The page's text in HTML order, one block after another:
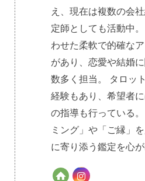
え、現在は複数の会
定師としても活動中
わせた柔軟で的確な
があり、恋愛や結婚
数多く担当。 タロッ
経験もあり、希望者
の指導も行っている
ミング」や「ご縁」
に寄り添う鑑定を心が